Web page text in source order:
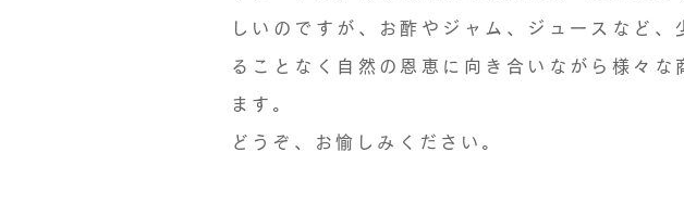
しいのですが、お酢やジャム、ジュースなど、
ることなく自然の恩恵に向き合いながら様々な
ます。
どうぞ、お愉しみください。